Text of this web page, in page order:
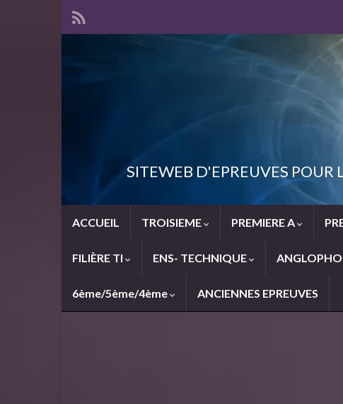
SITEWEB D'EPREUVES
ACCUEIL TROISIEME PREMIERE A
FILIÈRE TI ENS- TECHNIQUE
6ème/5ème/4ème ANCIENNES EPREUVES